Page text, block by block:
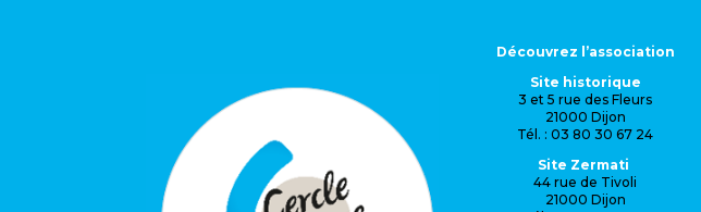
Découvrez l’association
Site historique
3 et 5 rue des Fleurs
21000 Dijon
Tél. : 03 80 30 67 24
Site Zermati
44 rue de Tivoli
21000 Dijon